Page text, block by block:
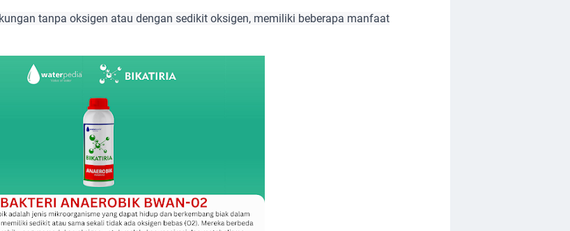
tanpa oksigen atau dengan sedikit oksigen, memiliki beberapa manfaat